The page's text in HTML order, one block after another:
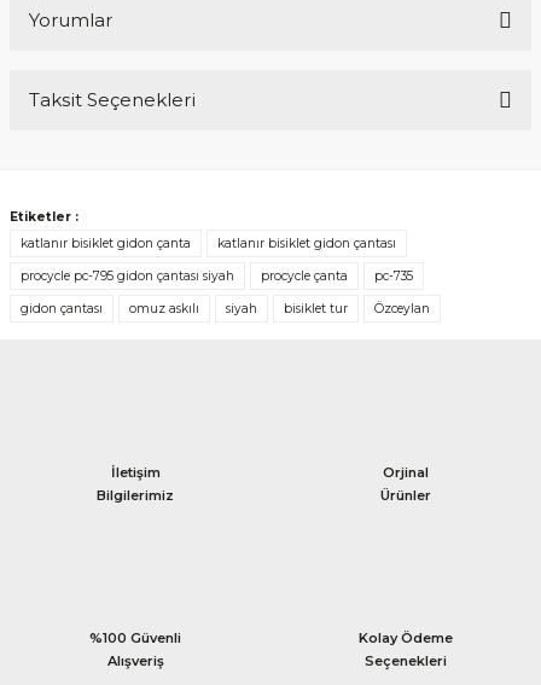
Yorumlar
Taksit Seçenekleri
Etiketler :
katlanır bisiklet gidon çanta
katlanır bisiklet gidon çantası
procycle pc-795 gidon çantası siyah procycle çanta pc-735
gidon çantası omuz askılı siyah bisiklet tur Özceylan
İletişim
Bilgilerimiz
Orjinal
Ürünler
%100 Güvenli
Alışveriş
Kolay Ödeme
Seçenekleri